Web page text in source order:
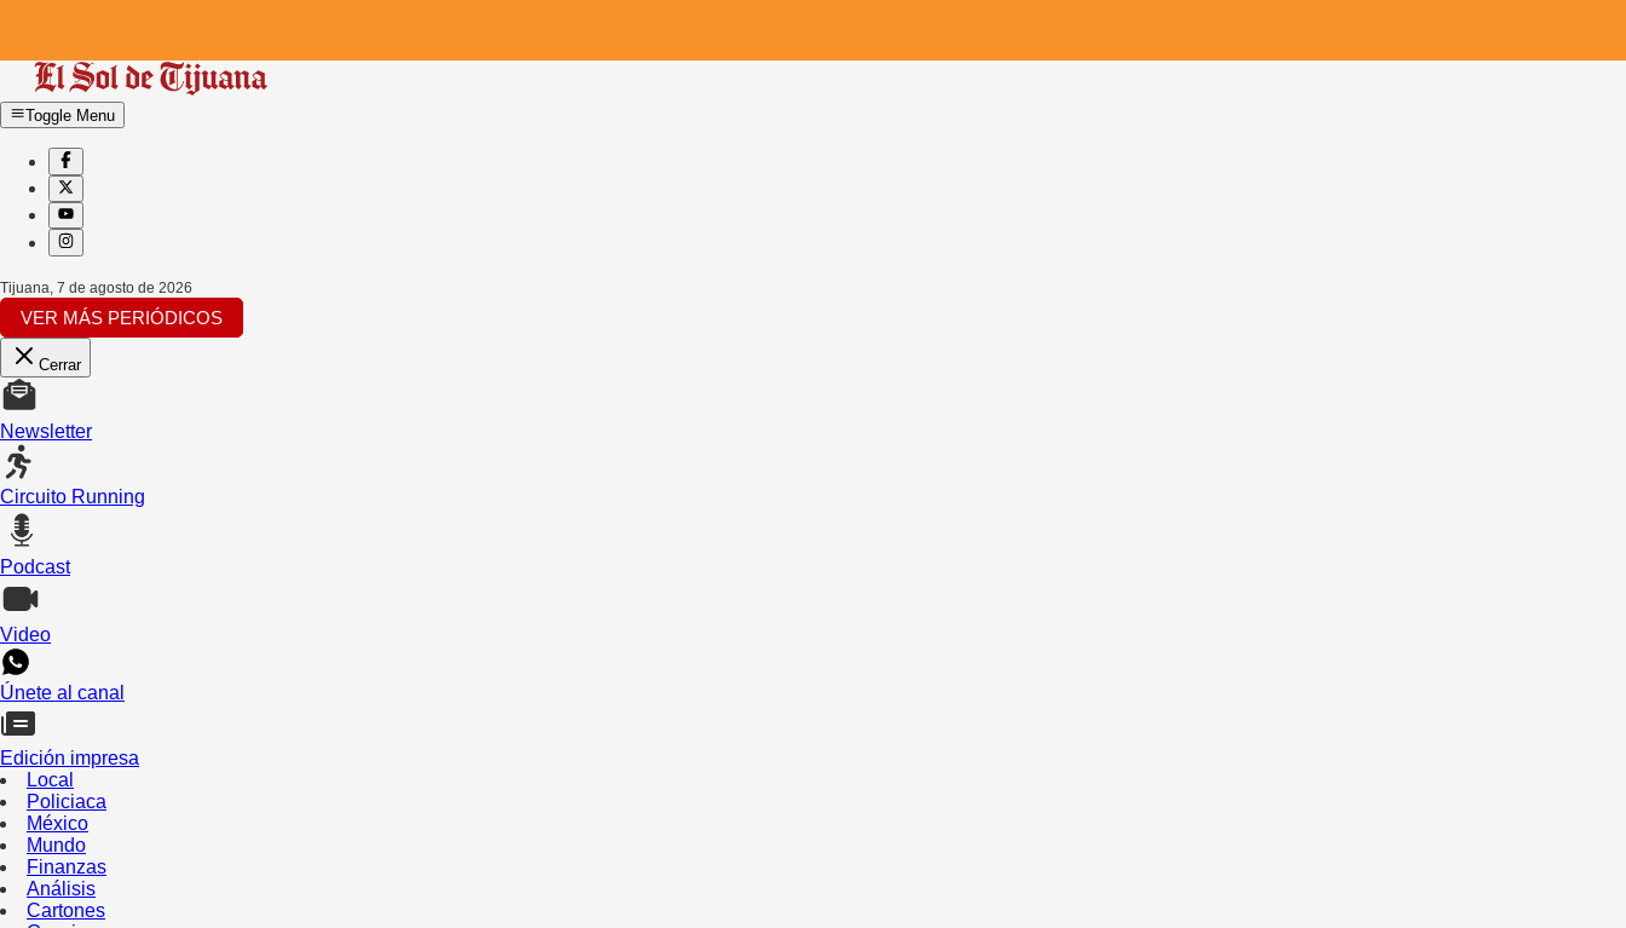
Toggle Menu
Tijuana 7 de agosto de 2026
VER MÁS PERIÓDICOS
Cerrar
Newsletter
Circuito Running
Podcast
Video
Únete al canal
Edición impresa
Local
Policiaca
México
Mundo
Finanzas
Análisis
Cartones